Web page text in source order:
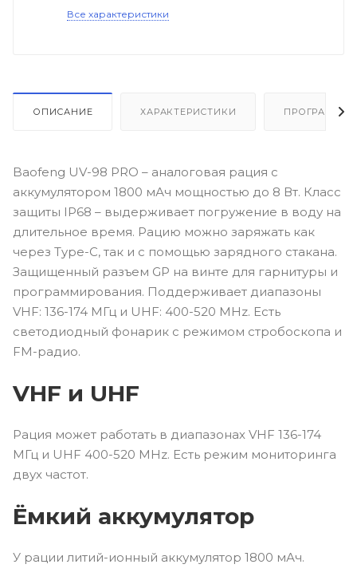
Все характеристики
ОПИСАНИЕ ХАРАКТЕРИСТИКИ ПРОГРАММЫ
Baofeng UV-98 PRO – аналоговая рация с
аккумулятором 1800 мАч мощностью до 8 Вт. Класс
защиты IP68 – выдерживает погружение в воду на
длительное время. Рацию можно заряжать как
через Type-C, так и с помощью зарядного стакана.
Защищенный разъем GP на винте для гарнитуры и
программирования. Поддерживает диапазоны
VHF: 136-174 МГц и UHF: 400-520 MHz. Есть
светодиодный фонарик с режимом стробоскопа и
FM-радио.
VHF и UHF
Рация может работать в диапазонах VHF 136-174
МГц и UHF 400-520 MHz. Есть режим мониторинга
двух частот.
Ёмкий аккумулятор
У рации литий-ионный аккумулятор 1800 мАч.